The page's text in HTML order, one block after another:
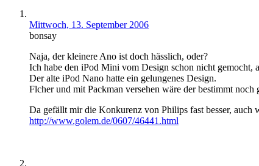
Mittwoch, 13. September 2006
bonsay
Naja, der kleinere Ano ist doch hässlich, oder?
Ich habe den iPod Mini vom Design schon nicht
Der alte iPod Nano hatte ein gelungenes Design.
Flcher und mit Packman versehen wäre der bestimmt
Da gefällt mir die Konkurenz von Philips fast besser, auch
http://www.golem.de/0607/46441.html